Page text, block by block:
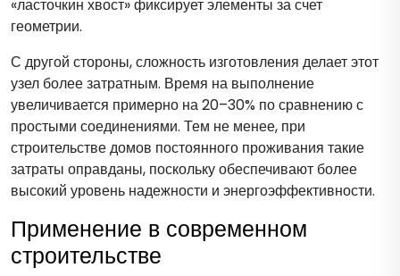
«ласточкин хвост» фиксирует элементы за счет
геометрии.
С другой стороны, сложность изготовления делает этот
узел более затратным. Время на выполнение
увеличивается примерно на 20–30% по сравнению с
простыми соединениями. Тем не менее, при
строительстве домов постоянного проживания такие
затраты оправданы, поскольку обеспечивают более
высокий уровень надежности и энергоэффективности.
Применение в современном
строительстве